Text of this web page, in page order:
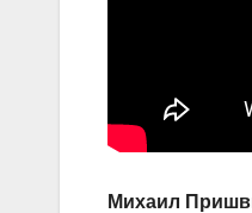
Михаил